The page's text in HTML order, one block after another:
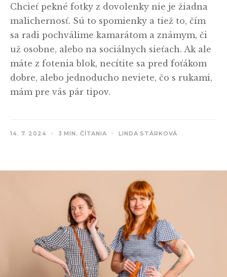
Chcieť pekné fotky z dovolenky nie je žiadna
malichernosť. Sú to spomienky a tiež to, čím
sa radi pochválime kamarátom a známym, či
už osobne, alebo na sociálnych sieťach. Ak ale
máte z fotenia blok, necítite sa pred foťákom
dobre, alebo jednoducho neviete, čo s rukami,
mám pre vás pár tipov.
14. 7. 2024 3 MIN. ČÍTANIA LINDA STÁRKOVÁ